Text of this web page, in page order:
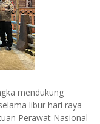
mendukung
libur hari raya
Perawat Nasional